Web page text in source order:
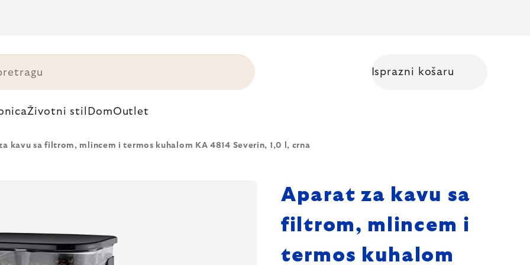
Isprazni košaru
Životni stil DomOutlet
kavu sa filtrom, mlincem i termos kuhalom KA 4814 Severin, 1,0 l, crna
Aparat za kavu sa
filtrom, mlincem i
termos kuhalom